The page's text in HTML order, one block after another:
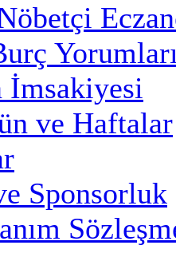
İmsakiyesi
ve Haftalar
Sponsorluk